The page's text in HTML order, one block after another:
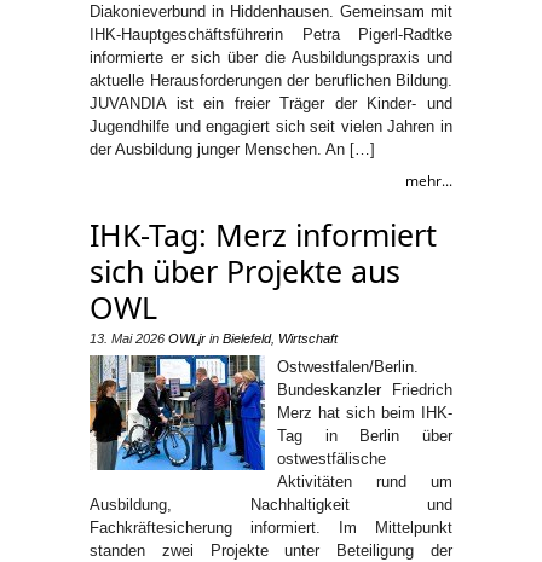
Diakonieverbund in Hiddenhausen. Gemeinsam mit
IHK-Hauptgeschäftsführerin Petra Pigerl-Radtke
informierte er sich über die Ausbildungspraxis und
aktuelle Herausforderungen der beruflichen Bildung.
JUVANDIA ist ein freier Träger der Kinder- und
Jugendhilfe und engagiert sich seit vielen Jahren in
der Ausbildung junger Menschen. An […]
mehr...
IHK-Tag: Merz informiert
sich über Projekte aus
OWL
13. Mai 2026 OWLjr in Bielefeld, Wirtschaft
Ostwestfalen/Berlin.
Bundeskanzler Friedrich
Merz hat sich beim IHK-
Tag in Berlin über
ostwestfälische
Aktivitäten rund um
Ausbildung, Nachhaltigkeit und
Fachkräftesicherung informiert. Im Mittelpunkt
standen zwei Projekte unter Beteiligung der